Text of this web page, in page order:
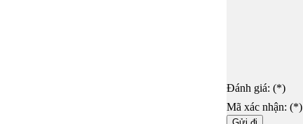
Đánh giá: (*)
Mã xác nhận: (*)